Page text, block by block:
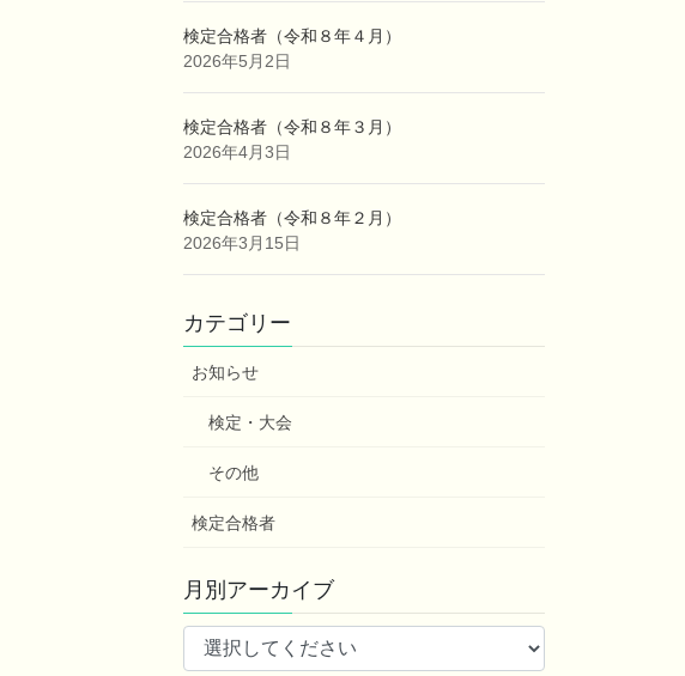
検定合格者（令和８年４月）
2026年5月2日
検定合格者（令和８年３月）
2026年4月3日
検定合格者（令和８年２月）
2026年3月15日
カテゴリー
お知らせ
検定・大会
その他
検定合格者
月別アーカイブ